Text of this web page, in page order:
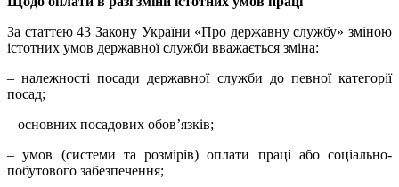
За статтею 43 Закону України «Про державну службу» зміною
істотних умов державної служби вважається зміна:
– належності посади державної служби до певної категорії
посад;
– основних посадових обов’язків;
– умов (системи та розмірів) оплати праці або соціально-
побутового забезпечення;